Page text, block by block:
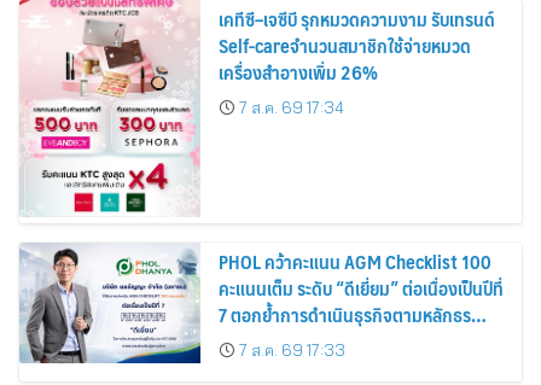
เคทีซี–เจซีบี รุกหมวดความงาม รับเทรนด์
Self-careจำนวนสมาชิกใช้จ่ายหมวด
เครื่องสำอางเพิ่ม 26%
7 ส.ค. 69 17:34
PHOL คว้าคะแนน AGM Checklist 100
คะแนนเต็ม ระดับ “ดีเยี่ยม” ต่อเนื่องเป็นปีที่
7 ตอกย้ำการดำเนินธุรกิจตามหลักธร
รมาภิบาล โปร่งใส สร้างความเชื่อมั่นผู้ถือ
หุ้น
7 ส.ค. 69 17:33